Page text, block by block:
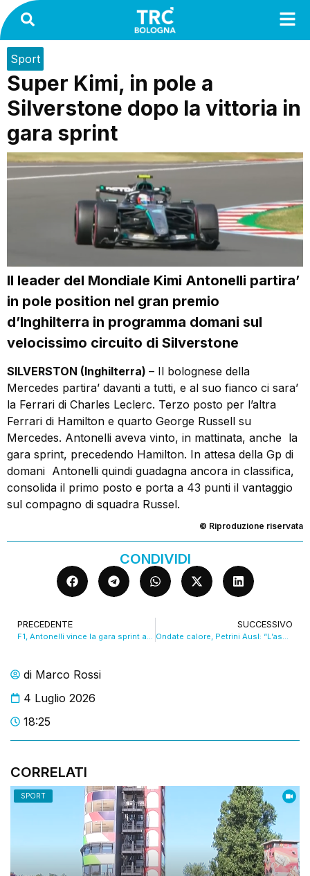
di Marco Rossi
4 Luglio 2026
18:25
CORRELATI
SPORT
Sport
Super Kimi, in pole a
Silverstone dopo la vittoria in
gara sprint
Il leader del Mondiale Kimi Antonelli partira’
in pole position nel gran premio
d’Inghilterra in programma domani sul
velocissimo circuito di Silverstone
SILVERSTON (Inghilterra) – Il bolognese della
Mercedes partira’ davanti a tutti, e al suo fianco ci sara’
la Ferrari di Charles Leclerc. Terzo posto per l’altra
Ferrari di Hamilton e quarto George Russell su
Mercedes. Antonelli aveva vinto, in mattinata, anche la
gara sprint, precedendo Hamilton. In attesa della Gp di
domani Antonelli quindi guadagna ancora in classifica,
consolida il primo posto e porta a 43 punti il vantaggio
sul compagno di squadra Russel.
© Riproduzione riservata
CONDIVIDI
PRECEDENTE
F1, Antonelli vince la gara sprint a Silverstone
SUCCESSIVO
Ondate calore, Petrini Ausl: “L’assistenza ha funzionato”. VIDEO